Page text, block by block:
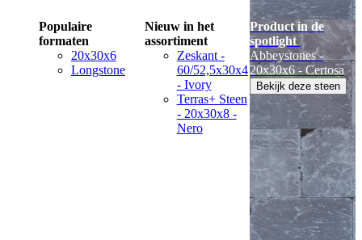
Populaire
formaten
20x30x6
Longstone
Nieuw in het
assortiment
Zeskant -
60/52,5x30x4
- Ivory
Terras+ Steen
- 20x30x8 -
Nero
Product in de
spotlight
Abbeystones -
20x30x6 - Certosa
Bekijk deze steen